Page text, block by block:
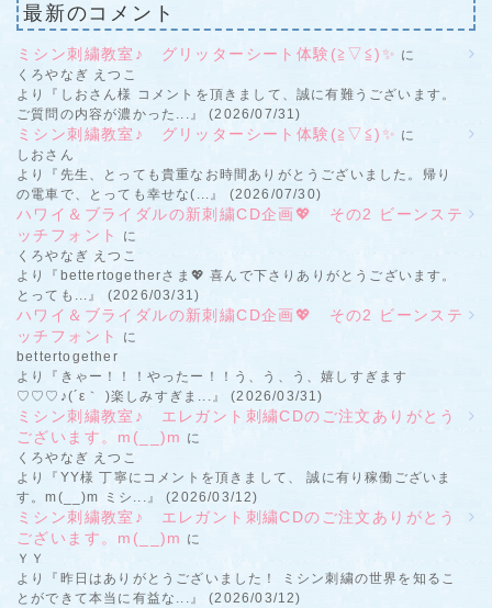
最新のコメント
ミシン刺繍教室♪ グリッターシート体験(≧▽≦)✨ に
くろやなぎ えつこ
より『しおさん様 コメントを頂きまして、誠に有難うございます。
ご質問の内容が濃かった...』 (2026/07/31)
ミシン刺繍教室♪ グリッターシート体験(≧▽≦)✨ に
しおさん
より『先生、とっても貴重なお時間ありがとうございました。帰り
の電車で、とっても幸せな(...』 (2026/07/30)
ハワイ＆ブライダルの新刺繍CD企画💖 その2 ビーンステ
ッチフォント
に
くろやなぎ えつこ
より『bettertogetherさま💖 喜んで下さりありがとうございます。
とっても...』 (2026/03/31)
ハワイ＆ブライダルの新刺繍CD企画💖 その2 ビーンステ
ッチフォント
に
bettertogether
より『きゃー！！！やったー！！う、う、う、嬉しすぎます
♡♡♡♪(´ε｀ )楽しみすぎま...』 (2026/03/31)
ミシン刺繍教室♪ エレガント刺繍CDのご注文ありがとう
ございます。m(__)m に
くろやなぎ えつこ
より『YY様 丁寧にコメントを頂きまして、 誠に有り稼働ございま
す。m(__)m ミシ...』 (2026/03/12)
ミシン刺繍教室♪ エレガント刺繍CDのご注文ありがとう
ございます。m(__)m に
ＹＹ
より『昨日はありがとうございました！ ミシン刺繍の世界を知るこ
とができて本当に有益な...』 (2026/03/12)